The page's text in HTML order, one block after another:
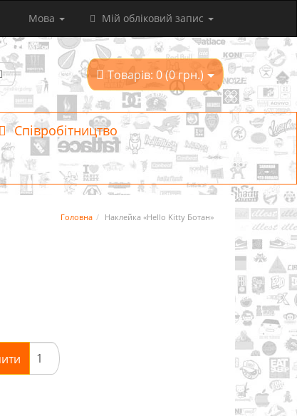
Мова Мій обліковий запис
Товарів: 0 (0 грн.)
Співробітництво
Головна Наклейка «Hello Kitty Ботан»